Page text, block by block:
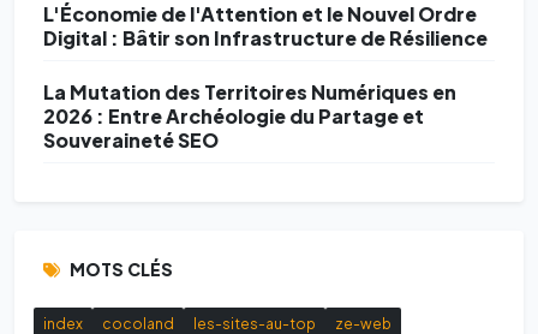
L'Économie de l'Attention et le Nouvel Ordre
Digital : Bâtir son Infrastructure de Résilience
La Mutation des Territoires Numériques en
2026 : Entre Archéologie du Partage et
Souveraineté SEO
MOTS CLÉS
index cocoland les-sites-au-top
ze-web